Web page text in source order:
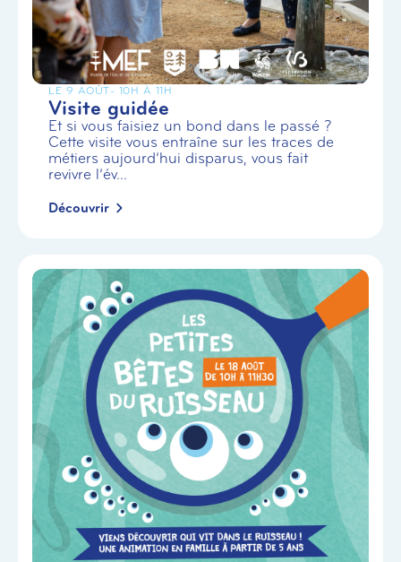
LE 9 AOÛT- 10H À 11H
Visite guidée
Et si vous faisiez un bond dans le passé ?
Cette visite vous entraîne sur les traces de
métiers aujourd’hui disparus, vous fait
revivre l’év...
Découvrir